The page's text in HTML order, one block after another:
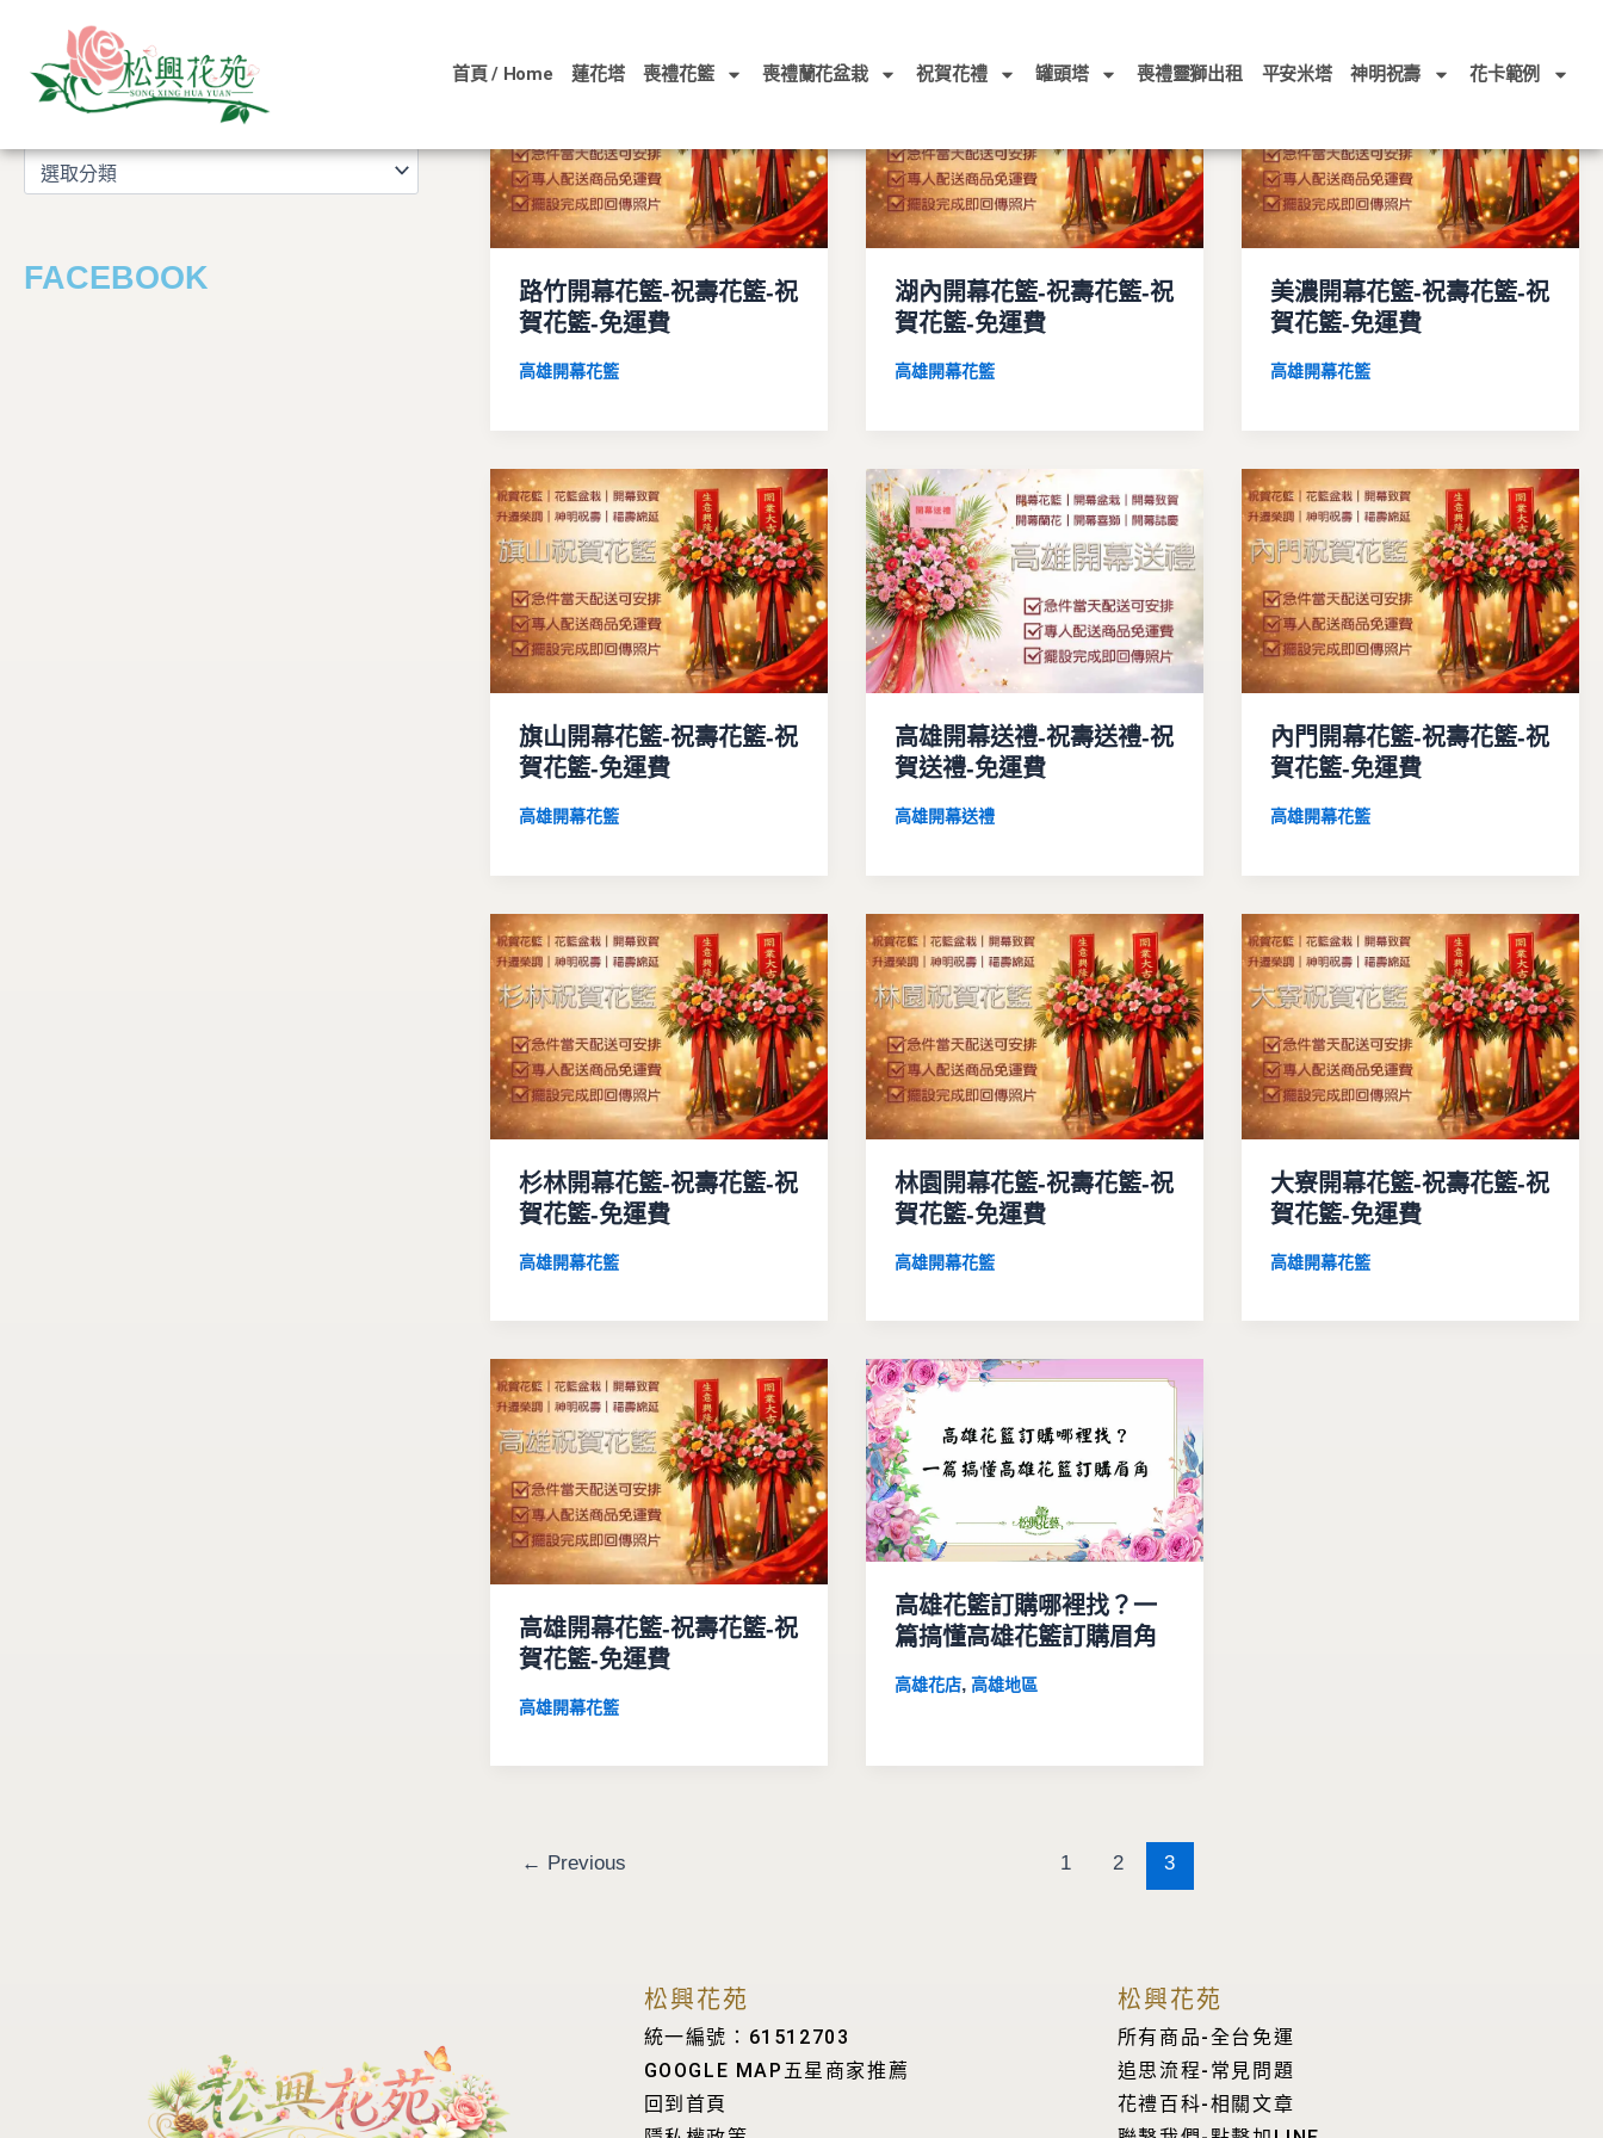
首頁 / Home 蓮花塔 喪禮花籃 喪禮蘭花盆栽 祝賀花禮 罐頭塔 喪禮靈獅出租 平安米塔 神明祝壽 花卡範例
文章分類
類
FACEBOOK
路竹開幕花籃-祝壽花籃-祝
賀花籃-免運費
高雄開幕花籃
湖內開幕花籃-祝壽花籃-祝
賀花籃-免運費
高雄開幕花籃
美濃開幕花籃-祝壽花籃-祝
賀花籃-免運費
高雄開幕花籃
旗山開幕花籃-祝壽花籃-祝
賀花籃-免運費
高雄開幕花籃
高雄開幕送禮-祝壽送禮-祝
賀送禮-免運費
高雄開幕送禮
內門開幕花籃-祝壽花籃-祝
賀花籃-免運費
高雄開幕花籃
杉林開幕花籃-祝壽花籃-祝
賀花籃-免運費
高雄開幕花籃
林園開幕花籃-祝壽花籃-祝
賀花籃-免運費
高雄開幕花籃
大寮開幕花籃-祝壽花籃-祝
賀花籃-免運費
高雄開幕花籃
高雄開幕花籃-祝壽花籃-祝
賀花籃-免運費
高雄開幕花籃
高雄花籃訂購哪裡找？一
篇搞懂高雄花籃訂購眉角
高雄花店,高雄地區
← Previous 1 2 3
松興花苑
統一編號：61512703
GOOGLE MAP五星商家推薦
回到首頁
松興花苑
所有商品-全台免運
追思流程-常見問題
花禮百科-相關文章